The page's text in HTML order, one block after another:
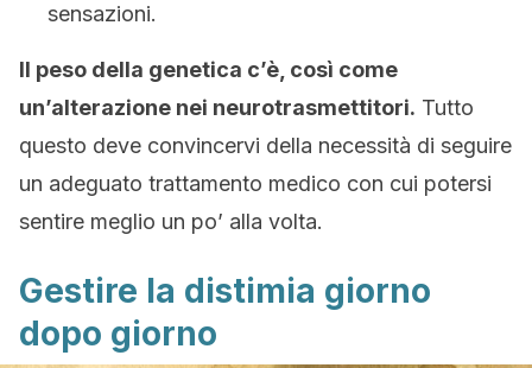
sensazioni.
Il peso della genetica c’è, così come
un’alterazione nei neurotrasmettitori. Tutto
questo deve convincervi della necessità di seguire
un adeguato trattamento medico con cui potersi
sentire meglio un po’ alla volta.
Gestire la distimia giorno
dopo giorno